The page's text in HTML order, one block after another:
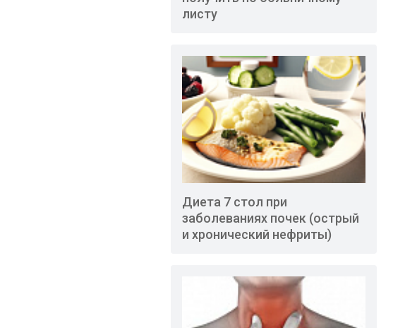
листу
Диета 7 стол при
заболеваниях почек (острый
и хронический нефриты)